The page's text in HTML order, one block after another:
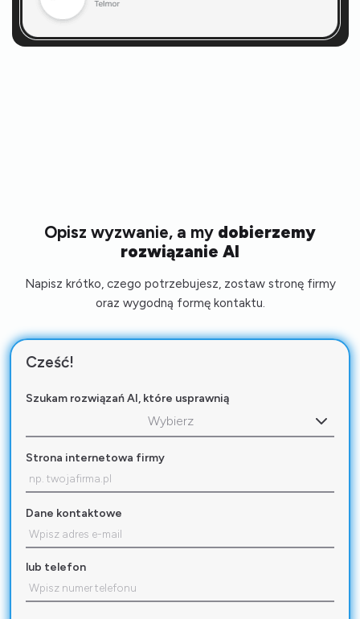
Opisz wyzwanie, a my dobierzemy
rozwiązanie AI
Napisz krótko, czego potrzebujesz, zostaw stronę firmy
oraz wygodną formę kontaktu.
Cześć!
Szukam rozwiązań AI, które usprawnią
Wybierz
Strona internetowa firmy
Dane kontaktowe
lub telefon